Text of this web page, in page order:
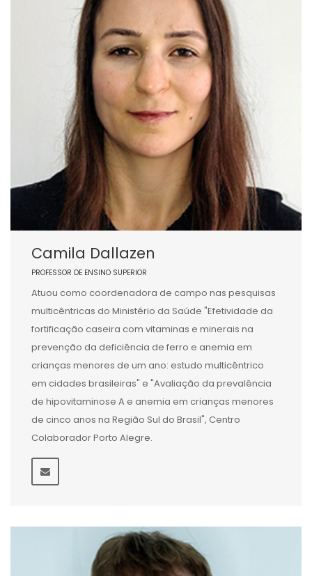
Camila Dallazen
PROFESSOR DE ENSINO SUPERIOR
Atuou como coordenadora de campo nas pesquisas
multicêntricas do Ministério da Saúde "Efetividade da
fortificação caseira com vitaminas e minerais na
prevenção da deficiência de ferro e anemia em
crianças menores de um ano: estudo multicêntrico
em cidades brasileiras" e "Avaliação da prevalência
de hipovitaminose A e anemia em crianças menores
de cinco anos na Região Sul do Brasil", Centro
Colaborador Porto Alegre.